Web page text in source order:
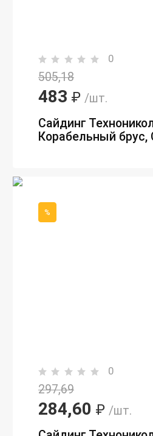
0
505,18
483 ₽ /шт.
Сайдинг
Корабельный брус,
%
0
297,69
284,60 ₽ /шт.